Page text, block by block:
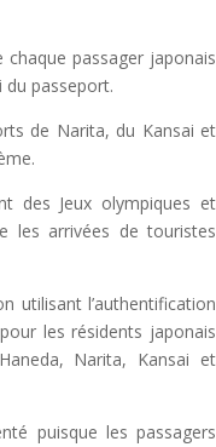
passager japonais
passeport.
de Narita, du Kansai et
des Jeux olympiques et
les arrivées de touristes
utilisant l’authentification
les résidents japonais
Narita, Kansai et
puisque les passagers